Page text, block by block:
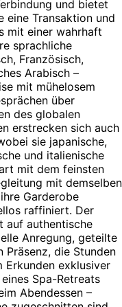
und bietet
eine Transaktion und
mit einer wahrhaft
sprachliche
Französisch,
Arabisch –
mit mühelosem
über
des globalen
erstrecken sich auch
sie japanische,
und italienische
mit dem feinsten
mit demselben
Garderobe
raffiniert. Der
auf authentische
Anregung, geteilte
die Stunden
Erkunden exklusiver
Spa-Retreats
Abendessen –